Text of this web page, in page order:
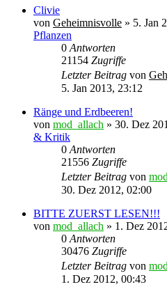
Clivie
von Geheimnisvolle » 5. Jan
Pflanzen
0Antworten
21154 Zugriffe
Letzter Beitrag von
5. Jan 2013, 23:12
Ränge und Erdbeeren!
von mod_allach » 30. Dez
& Kritik
0Antworten
21556 Zugriffe
Letzter Beitrag von
30. Dez 2012, 02:00
BITTE ZUERST LESEN!!!
von mod_allach » 1. Dez
0Antworten
30476 Zugriffe
Letzter Beitrag von
1. Dez 2012, 00:43